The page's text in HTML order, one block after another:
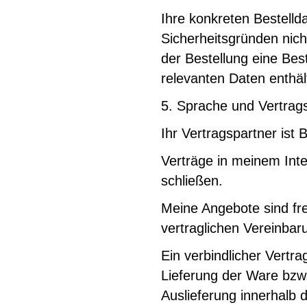
Ihre konkreten
Sicherheitsgründen
der Bestellung eine
relevanten Daten
5. Sprache und
Ihr Vertragspartner ist
Verträge in meinem
schließen.
Meine Angebote sind
vertraglichen
Ein verbindlicher
Lieferung der Ware
Auslieferung innerhalb